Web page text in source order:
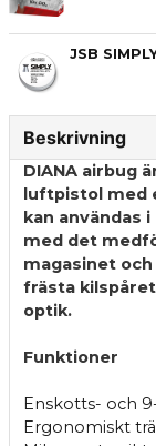
JSB
Beskrivning
DIANA airbug
luftpistol med
kan användas
med det
magasinet
frästa
optik.
Funktioner
Enskotts- och
Ergonomiskt